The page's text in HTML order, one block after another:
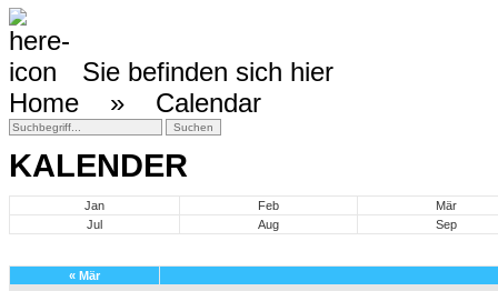
Sie befinden sich hier
Home » Calendar
KALENDER
Jan Feb
Mär
Jul
Aug Sep
« Mär